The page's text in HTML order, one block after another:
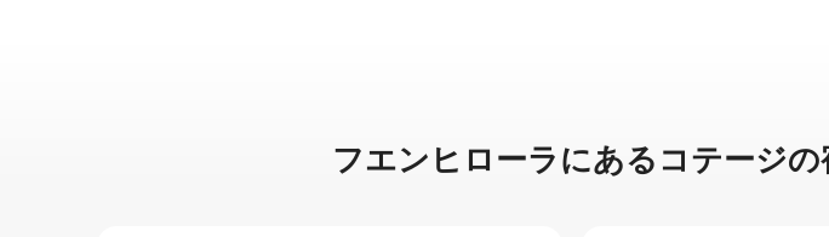
フエンヒローラに⁠あ⁠るコ⁠テ⁠ー⁠ジ⁠